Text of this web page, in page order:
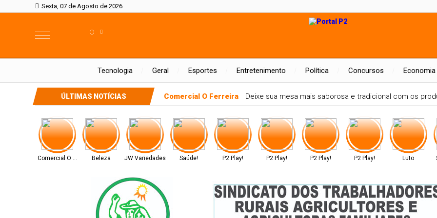
Sexta, 07 de Agosto de 2026
°
Tecnologia Geral Esportes Entretenimento Política Concursos Economia
ÚLTIMAS NOTÍCIAS Comercial O Ferreira Deixe sua mesa mais saborosa e tradicional com os
Comercial O FerreiraBeleza JW Variedades Saúde! P2 Play! P2 Play! P2 Play! P2 Play! Luto
Saúde ocular